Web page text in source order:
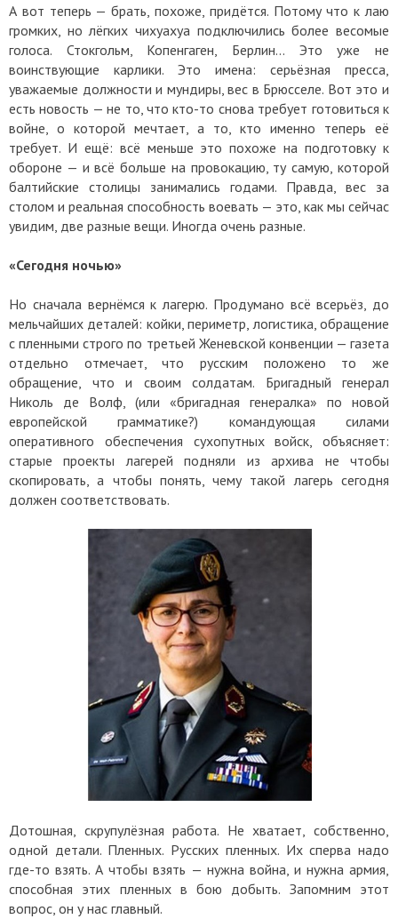
А вот теперь — брать, похоже, придётся. Потому что к лаю
громких, но лёгких чихуахуа подключились более весомые
голоса. Стокгольм, Копенгаген, Берлин... Это уже не
воинствующие карлики. Это имена: серьёзная пресса,
уважаемые должности и мундиры, вес в Брюсселе. Вот это и
есть новость — не то, что кто-то снова требует готовиться к
войне, о которой мечтает, а то, кто именно теперь её
требует. И ещё: всё меньше это похоже на подготовку к
обороне — и всё больше на провокацию, ту самую, которой
балтийские столицы занимались годами. Правда, вес за
столом и реальная способность воевать — это, как мы сейчас
увидим, две разные вещи. Иногда очень разные.
«Сегодня ночью»
Но сначала вернёмся к лагерю. Продумано всё всерьёз, до
мельчайших деталей: койки, периметр, логистика, обращение
с пленными строго по третьей Женевской конвенции — газета
отдельно отмечает, что русским положено то же
обращение, что и своим солдатам. Бригадный генерал
Николь де Волф, (или «бригадная генералка» по новой
европейской грамматике?) командующая силами
оперативного обеспечения сухопутных войск, объясняет:
старые проекты лагерей подняли из архива не чтобы
скопировать, а чтобы понять, чему такой лагерь сегодня
должен соответствовать.
Дотошная, скрупулёзная работа. Не хватает, собственно,
одной детали. Пленных. Русских пленных. Их сперва надо
где-то взять. А чтобы взять — нужна война, и нужна армия,
способная этих пленных в бою добыть. Запомним этот
вопрос, он у нас главный.